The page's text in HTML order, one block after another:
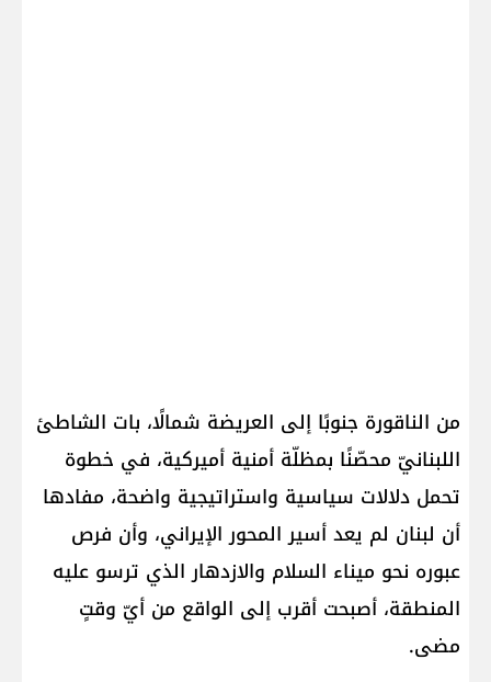
من الناقورة جنوبًا إلى العريضة شمالًا، بات الشاطئ
اللبنانيّ محصّنًا بمظلّة أمنية أميركية، في خطوة
تحمل دلالات سياسية واستراتيجية واضحة، مفادها
أن لبنان لم يعد أسير المحور الإيراني، وأن فرص
عبوره نحو ميناء السلام والازدهار الذي ترسو عليه
المنطقة، أصبحت أقرب إلى الواقع من أيّ وقتٍ
مضى.